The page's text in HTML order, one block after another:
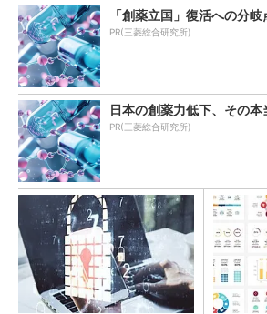
「創薬立国」復活への分岐
PR(三菱総合研究所)
日本の創薬力低下、その
PR(三菱総合研究所)